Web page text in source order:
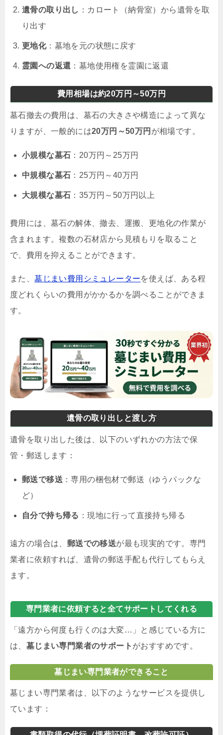
遺骨の取り出し ：カロート（納骨室）から遺骨を取
り出す
更地化：墓地を元の状態に戻す
霊園への返還 ：墓地使用権を霊園に返還
費用相場は約20万円～50万円
墓石撤去の費用は、墓石の大きさや構造によって異な
りますが、一般的には20万円～50万円 が相場です。
小規模な墓石 ：20万円～25万円
中規模な墓石 ：25万円～40万円
大規模な墓石 ：35万円～50万円以上
費用には、墓石の解体、撤去、運搬、更地化の作業が
含まれます。複数の石材店から見積もりを取ること
で、費用を抑えることができます。
また、墓じまい費用シミュレーターを使えば、ある程
度どれくらいの費用がかかるかを調べることができま
す。
遺骨の取り出しと渡し方
遺骨を取り出した後は、以下のいずれかの方法で保
管・郵送します：
郵送で移送 ：専用の梱包材で郵送（ゆうパックな
ど）
自分で持ち帰る ：現地に行って直接持ち帰る
遠方の場合は、 郵送での移送が最も現実的です。専門
業者に依頼すれば、遺骨の郵送手配も代行してもらえ
ます。
専門業者に依頼すると全てサポートしてくれる
「遠方から何度も行くのは大変…」と感じている方に
は、 墓じまい専門業者のサポート がおすすめです。
墓じまい専門業者ができること
墓じまい専門業者は、以下のようなサービスを提供し
ています：